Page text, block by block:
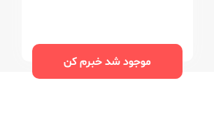
موجود شد خبرم کن